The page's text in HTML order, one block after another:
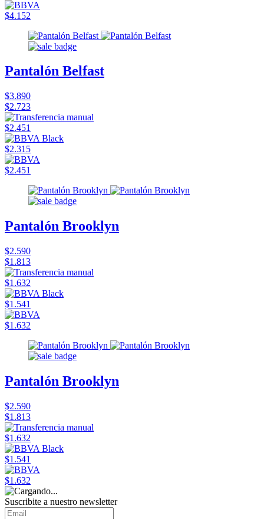
$4.152
Pantalón Belfast
$3.890
$2.723
$2.451
$2.315
$2.451
Pantalón Brooklyn
$2.590
$1.813
$1.632
$1.541
$1.632
Pantalón Brooklyn
$2.590
$1.813
$1.632
$1.541
$1.632
Suscribite a nuestro newsletter